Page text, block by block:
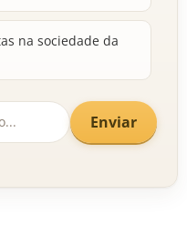
na sociedade da
Enviar